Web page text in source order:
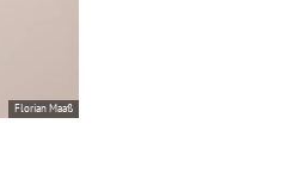
Florian Maaß